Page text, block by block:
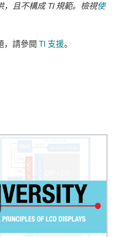
，且不構成 TI 規範。檢視使
，請參閱 TI 支援。​​​​​​​​​​​​​​